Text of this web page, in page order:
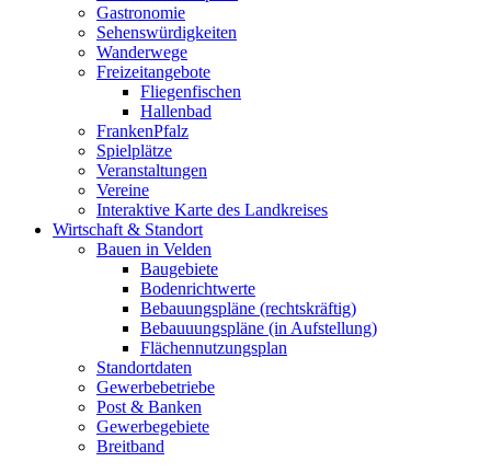
Gastronomie
Sehenswürdigkeiten
Wanderwege
Freizeitangebote
Fliegenfischen
Hallenbad
FrankenPfalz
Spielplätze
Veranstaltungen
Vereine
Interaktive Karte des Landkreises
Wirtschaft & Standort
Bauen in Velden
Baugebiete
Bodenrichtwerte
Bebauungspläne (rechtskräftig)
Bebauuungspläne (in Aufstellung)
Flächennutzungsplan
Standortdaten
Gewerbebetriebe
Post & Banken
Gewerbegebiete
Breitband